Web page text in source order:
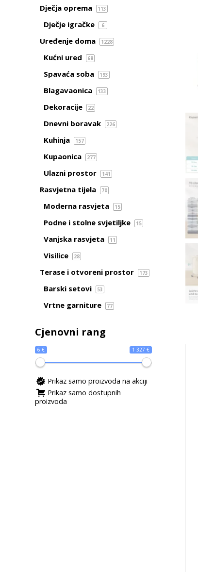
Dječja oprema 113
Dječje igračke 6
Uređenje doma 1228
Kućni ured 68
Spavaća soba 193
Blagavaonica 133
Dekoracije 22
Dnevni boravak 226
Kuhinja 157
Kupaonica 277
Ulazni prostor 141
Rasvjetna tijela 70
Moderna rasvjeta 15
Podne i stolne svjetiljke 15
Vanjska rasvjeta 11
Visilice 28
Terase i otvoreni prostor 173
Barski setovi 53
Vrtne garniture 77
Cjenovni rang
6 € 1 327 €
Prikaz samo proizvoda na akciji
Prikaz samo dostupnih
proizvoda